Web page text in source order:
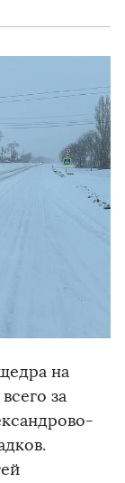
на
за